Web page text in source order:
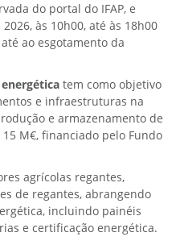
do portal do IFAP, e
às 10h00, até às 18h00
ao esgotamento da
tem como objetivo
e infraestruturas na
e armazenamento de
M€, financiado pelo Fundo
agrícolas regantes,
de regantes, abrangendo
incluindo painéis
e certificação energética.